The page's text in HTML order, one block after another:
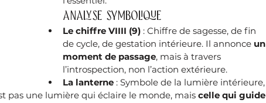
Analyse symbolique
Le chiffre VIIII (9) : Chiffre de sagesse, de fin
de cycle, de gestation intérieure. Il annonce un
moment de passage, mais à travers
l’introspection, non l’action extérieure.
La lanterne : Symbole de la lumière intérieure,
pas une lumière qui éclaire le monde, mais celle qui guide